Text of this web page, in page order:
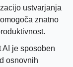
ustvarjanja
znatno
je sposoben
osnovnih